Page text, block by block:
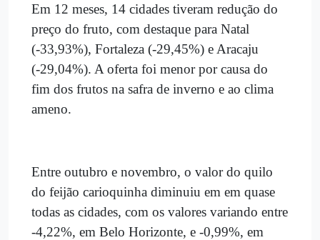
Em 12 meses, 14 cidades tiveram redução do
preço do fruto, com destaque para Natal
(-33,93%), Fortaleza (-29,45%) e Aracaju
(-29,04%). A oferta foi menor por causa do
fim dos frutos na safra de inverno e ao clima
ameno.
Entre outubro e novembro, o valor do quilo
do feijão carioquinha diminuiu em em quase
todas as cidades, com os valores variando entre
-4,22%, em Belo Horizonte, e -0,99%, em